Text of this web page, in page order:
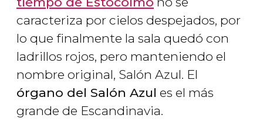
caracteriza por cielos despejados, por
lo que finalmente la sala quedó con
ladrillos rojos, pero manteniendo el
nombre original, Salón Azul. El
órgano del Salón Azul es el más
grande de Escandinavia.